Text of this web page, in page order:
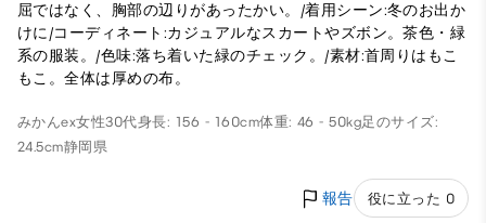
屈ではなく、胸部の辺りがあったかい。/着用シーン:冬のお出か
けに/コーディネート:カジュアルなスカートやズボン。茶色・緑
系の服装。/色味:落ち着いた緑のチェック。/素材:首周りはもこ
もこ。全体は厚めの布。
みかんex女性30代身長: 156 - 160cm体重: 46 - 50kg足のサイズ:
24.5cm静岡県
報告 役に立った 0